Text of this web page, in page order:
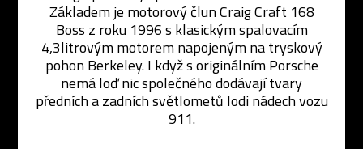
Základem je motorový člun Craig Craft 168
Boss z roku 1996 s klasickým spalovacím
4,3litrovým motorem napojeným na tryskový
pohon Berkeley. I když s originálním Porsche
nemá loď nic společného dodávají tvary
předních a zadních světlometů lodi nádech vozu
911.